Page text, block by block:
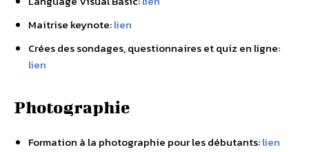
Maitrise keynote:lien
Crées des sondages, questionnaires et quiz en ligne:
lien
Photographie
Formation à la photographie pour les débutants:lien